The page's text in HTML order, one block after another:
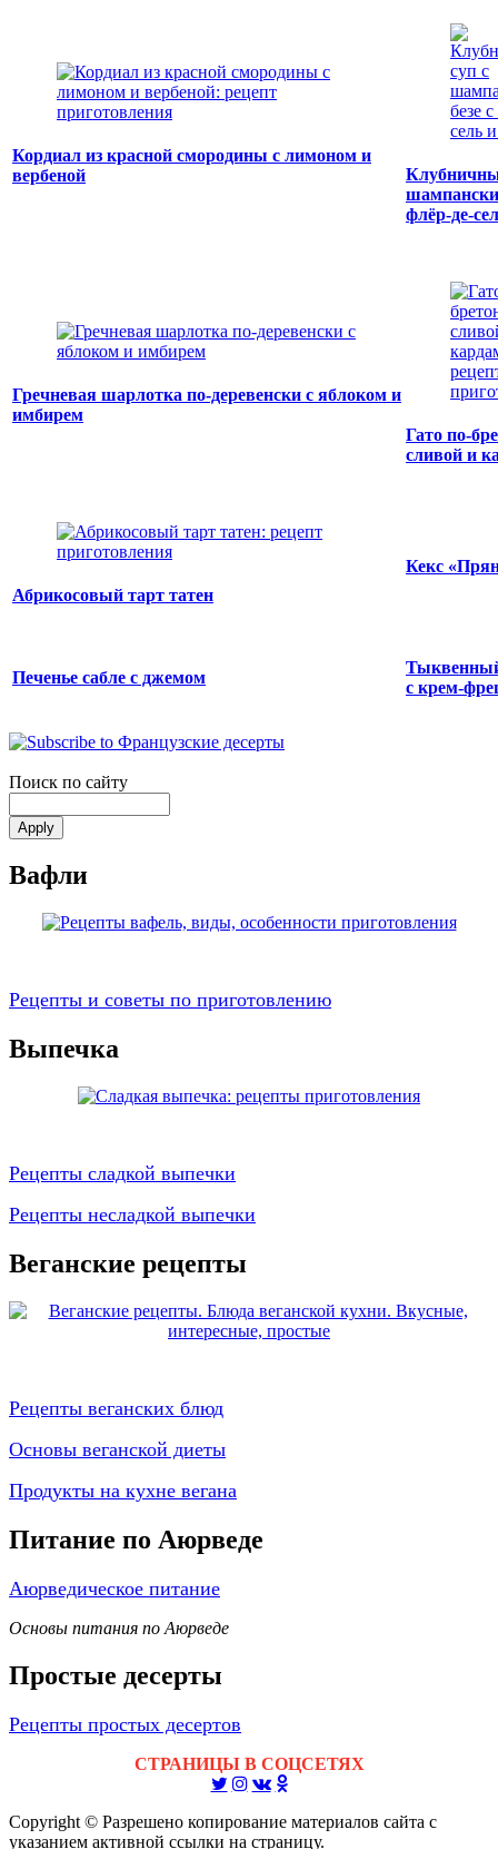
Кордиал из красной смородины с лимоном и
вербеной
флёр-де-
Гречневая шарлотка по-деревенски с яблоком и
имбирем
Гато по-
сливой и
Абрикосовый тарт татен
Кекс
Печенье сабле с джемом
с крем-
Поиск по сайту
Вафли
Рецепты и советы по приготовлению
Выпечка
Рецепты сладкой выпечки
Рецепты несладкой выпечки
Веганские рецепты
Рецепты веганских блюд
Основы веганской диеты
Продукты на кухне вегана
Питание по Аюрведе
Аюрведическое питание
Основы питания по Аюрведе
Простые десерты
Рецепты простых десертов
СТРАНИЦЫ В СОЦСЕТЯХ
Copyright © Разрешено копирование материалов сайта с
указанием активной ссылки на страницу.